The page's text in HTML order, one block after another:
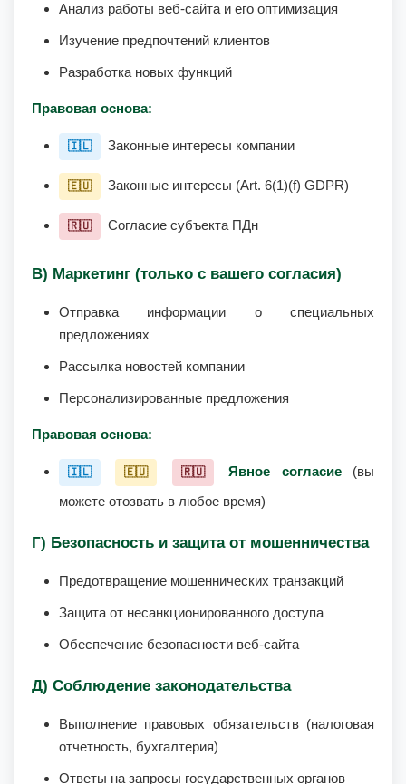
Анализ работы веб-сайта и его оптимизация
Изучение предпочтений клиентов
Разработка новых функций
Правовая основа:
🇮🇱 Законные интересы компании
🇪🇺 Законные интересы (Art. 6(1)(f) GDPR)
🇷🇺 Согласие субъекта ПДн
В) Маркетинг (только с вашего согласия)
Отправка информации о специальных
предложениях
Рассылка новостей компании
Персонализированные предложения
Правовая основа:
🇮🇱 🇪🇺 🇷🇺 Явное согласие(вы
можете отозвать в любое время)
Г) Безопасность и защита от мошенничества
Предотвращение мошеннических транзакций
Защита от несанкционированного доступа
Обеспечение безопасности веб-сайта
Д) Соблюдение законодательства
Выполнение правовых обязательств (налоговая
отчетность, бухгалтерия)
Ответы на запросы государственных органов